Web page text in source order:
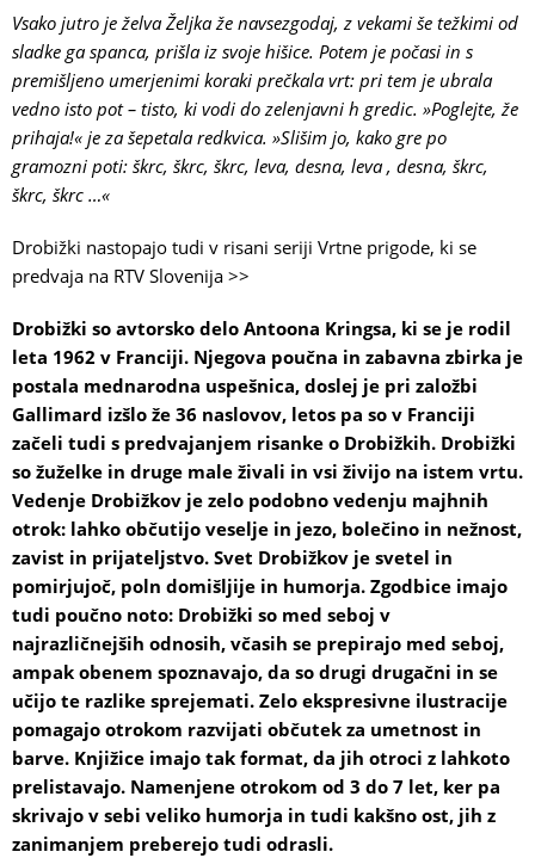
Vsako jutro je želva Željka že navsezgodaj, z vekami še težkimi od
sladke ga spanca, prišla iz svoje hišice. Potem je počasi in s
premišljeno umerjenimi koraki prečkala vrt: pri tem je ubrala
vedno isto pot – tisto, ki vodi do zelenjavni h gredic. »Poglejte, že
prihaja!« je za šepetala redkvica. »Slišim jo, kako gre po
gramozni poti: škrc, škrc, škrc, leva, desna, leva , desna, škrc,
škrc, škrc …«
Drobižki nastopajo tudi v risani seriji Vrtne prigode, ki se
predvaja na RTV Slovenija >>
Drobižki so avtorsko delo Antoona Kringsa, ki se je rodil
leta 1962 v Franciji. Njegova poučna in zabavna zbirka je
postala mednarodna uspešnica, doslej je pri založbi
Gallimard izšlo že 36 naslovov, letos pa so v Franciji
začeli tudi s predvajanjem risanke o Drobižkih. Drobižki
so žuželke in druge male živali in vsi živijo na istem vrtu.
Vedenje Drobižkov je zelo podobno vedenju majhnih
otrok: lahko občutijo veselje in jezo, bolečino in nežnost,
zavist in prijateljstvo. Svet Drobižkov je svetel in
pomirjujoč, poln domišljije in humorja. Zgodbice imajo
tudi poučno noto: Drobižki so med seboj v
najrazličnejših odnosih, včasih se prepirajo med seboj,
ampak obenem spoznavajo, da so drugi drugačni in se
učijo te razlike sprejemati. Zelo ekspresivne ilustracije
pomagajo otrokom razvijati občutek za umetnost in
barve. Knjižice imajo tak format, da jih otroci z lahkoto
prelistavajo. Namenjene otrokom od 3 do 7 let, ker pa
skrivajo v sebi veliko humorja in tudi kakšno ost, jih z
zanimanjem preberejo tudi odrasli.